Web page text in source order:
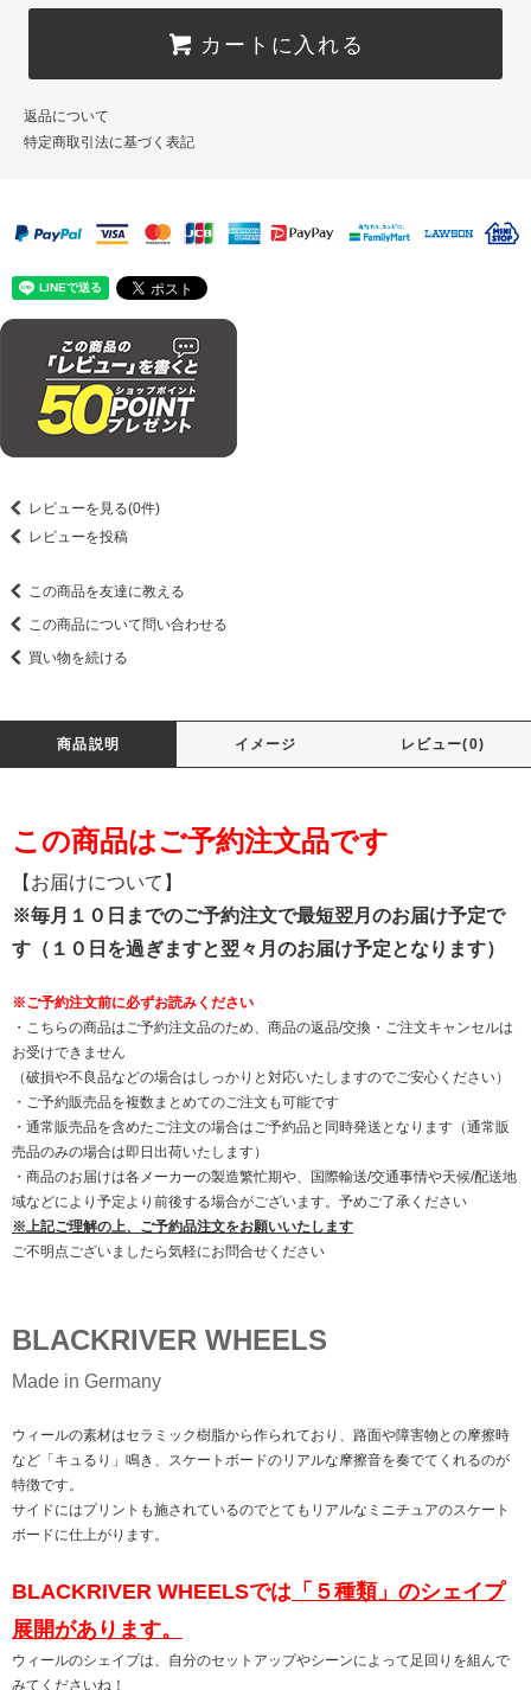
カートに入れる
返品について
特定商取引法に基づく表記
レビューを見る(0件)
レビューを投稿
この商品を友達に教える
この商品について問い合わせる
買い物を続ける
商品説明 イメージ レビュー(0)
この商品はご予約注文品です
【お届けについて】
※毎月１０日までのご予約注文で最短翌月のお届け予定で
す（１０日を過ぎますと翌々月のお届け予定となります）
※ご予約注文前に必ずお読みください
・こちらの商品はご予約注文品のため、商品の返品/交換・ご注文キャンセルは
お受けできません
（破損や不良品などの場合はしっかりと対応いたしますのでご安心ください）
・ご予約販売品を複数まとめてのご注文も可能です
・通常販売品を含めたご注文の場合はご予約品と同時発送となります（通常販
売品のみの場合は即日出荷いたします）
・商品のお届けは各メーカーの製造繁忙期や、国際輸送/交通事情や天候/配送地
域などにより予定より前後する場合がございます。予めご了承ください
※上記ご理解の上、ご予約品注文をお願いいたします
ご不明点ございましたら気軽にお問合せください
BLACKRIVER WHEELS
Made in Germany
ウィールの素材はセラミック樹脂から作られており、路面や障害物との摩擦時
など「キュるり」鳴き、スケートボードのリアルな摩擦音を奏でてくれるのが
特徴です。
サイドにはプリントも施されているのでとてもリアルなミニチュアのスケート
ボードに仕上がります。
BLACKRIVER WHEELSでは 「５種類」のシェイプ
展開があります。
ウィールのシェイプは、自分のセットアップやシーンによって足回りを組んで
みてくださいね！